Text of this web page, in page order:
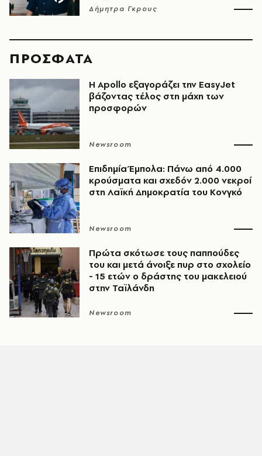
Δήμητρα Γκρους
ΠΡΟΣΦΑΤΑ
Η Apollo εξαγοράζει την EasyJet
βάζοντας τέλος στη μάχη των
προσφορών
Newsroom
Επιδημία Έμπολα: Πάνω από 4.000
κρούσματα και σχεδόν 2.000 νεκροί
στη Λαϊκή Δημοκρατία του Κονγκό
Newsroom
Πρώτα σκότωσε τους παππούδες
του και μετά άνοιξε πυρ στο σχολείο
- 15 ετών ο δράστης του μακελειού
στην Ταϊλάνδη
Newsroom